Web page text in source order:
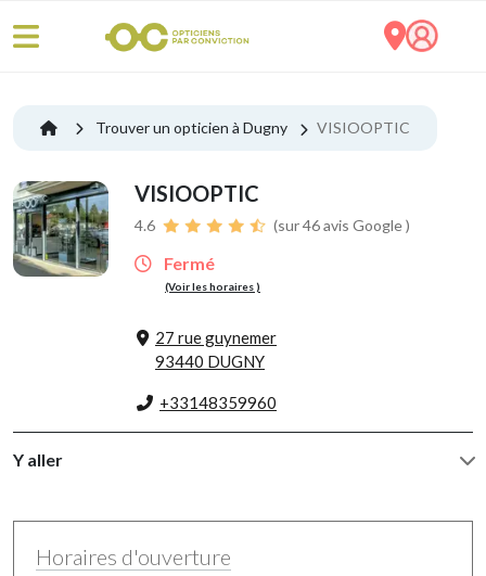
Trouver un opticien à Dugny VISIOOPTIC
VISIOOPTIC
4.6 (sur 46 avis Google )
Fermé
(Voir les horaires )
27 rue guynemer
93440 DUGNY
+33148359960
Y aller
Horaires d'ouverture